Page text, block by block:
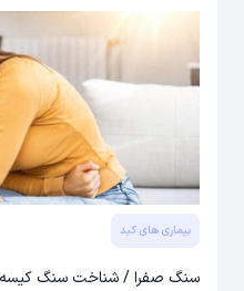
بیماری های کبد
سنگ صفرا / شناخت سنگ کیسه